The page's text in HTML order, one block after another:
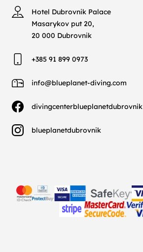
Hotel Dubrovnik Palace
Masarykov put 20,
20 000 Dubrovnik
+385 91 899 0973
info@blueplanet-diving.com
divingcenterblueplanetdubrovnik
blueplanetdubrovnik